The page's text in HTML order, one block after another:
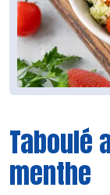
Taboulé
menthe